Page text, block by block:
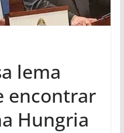
lema
encontrar
Hungria